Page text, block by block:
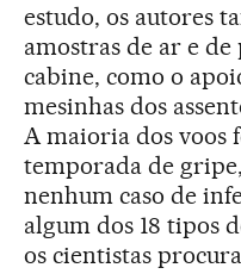
estudo, os autores
amostras de ar e
cabine, como o
mesinhas dos
A maioria dos voos
temporada de
nenhum caso de
algum dos 18 tipos
os cientistas